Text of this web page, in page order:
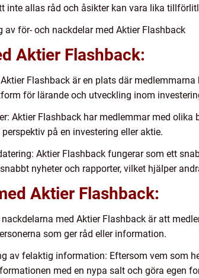
inte allas råd och åsikter kan vara lika
av för- och nackdelar med Aktier Flashback
Aktier Flashback:
Flashback är en plats där
för lärande och utveckling inom
Aktier Flashback har medlemmar med
på en investering eller aktie.
Aktier Flashback fungerar som ett
nyheter och rapporter, vilket hjälper
Aktier Flashback:
med Aktier Flashback är att
som ger råd eller information.
av felaktig information: Eftersom vem som
med en nypa salt och göra egen